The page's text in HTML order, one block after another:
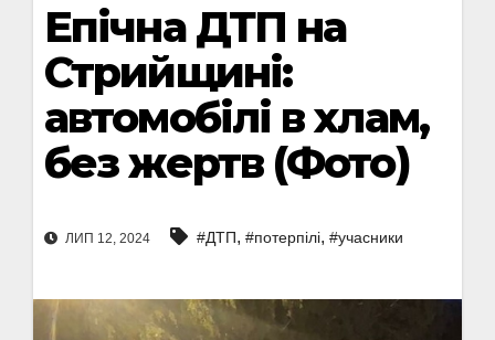
Епічна ДТП на
Стрийщині:
автомобілі в хлам,
без жертв (Фото)
ЛИП 12, 2024 #ДТП, #потерпілі, #учасники